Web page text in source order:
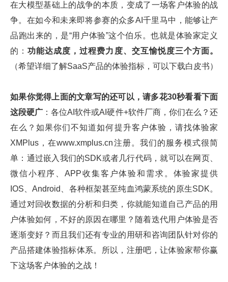
在大模型基础上的战争的本质，变成了一场客户体验的战
争。在如今和未来即将参赛的众多AI千里马中，能够让产
品跑出来的，是“用户体验”这个伯乐。也就是体验家定义
的：功能达成度，过程费力度、交互愉悦度三个方面。
（希望详细了解SaaS产品的体验指标，可以下载白皮书）
如果你觉得上面的文章写的还可以，请多花30秒看看下面
这段硬广 ：各位AI软件或AI硬件+软件厂商，你们在么？还
在么？如果你们不知道如何提升客户体验，请找体验家
XMPlus，在www.xmplus.cn注册。我们的服务模式很简
单：通过嵌入我们的SDK或者几行代码，就可以在网页、
微信小程序、APP收集客户体验和需求。体验家提供
IOS、Android、各种框架甚至纯血鸿蒙系统的原生SDK。
通过对回收数据的分析和归类，你就能知道自己产品的用
户体验如何，不好的原因在哪里？随着迭代用户体验是否
逐渐变好？而且我们还有专业的用研和咨询团队针对你的
产品搭建体验指标体系。所以，注册吧，让体验家帮你赢
下这场客户体验的之战！